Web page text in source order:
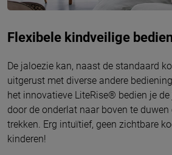
Flexibele kindveilige
De jaloezie kan, naast de standaard
uitgerust met diverse andere
het innovatieve LiteRise® bedien je
door de onderlat naar boven te
trekken. Erg intuïtief, geen zichtbare
kinderen!